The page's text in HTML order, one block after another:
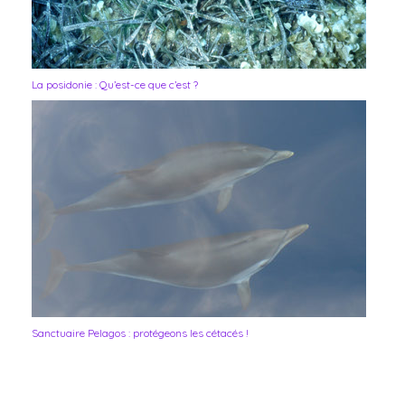
La posidonie : Qu’est-ce que c’est ?
Sanctuaire Pelagos : protégeons les cétacés !